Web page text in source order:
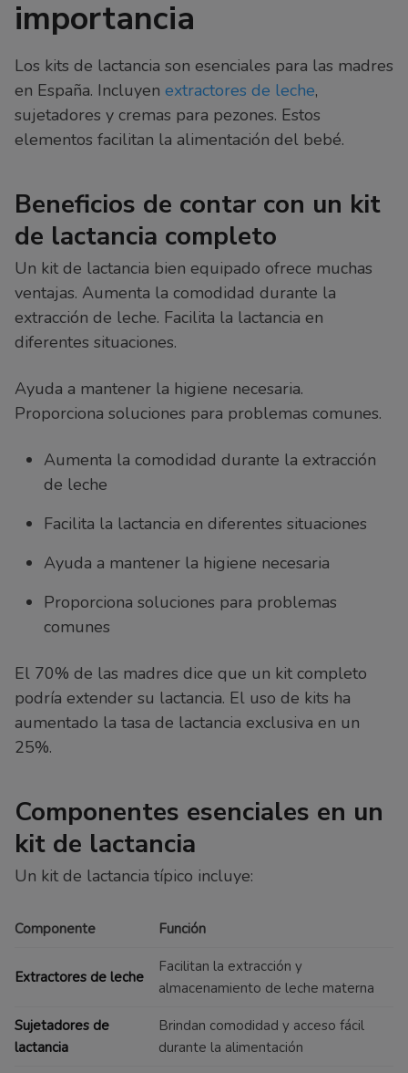
importancia
Los kits de lactancia son esenciales para las madres
en España. Incluyen extractores de leche,
sujetadores y cremas para pezones. Estos
elementos facilitan la alimentación del bebé.
Beneficios de contar con un kit
de lactancia completo
Un kit de lactancia bien equipado ofrece muchas
ventajas. Aumenta la comodidad durante la
extracción de leche. Facilita la lactancia en
diferentes situaciones.
Ayuda a mantener la higiene necesaria.
Proporciona soluciones para problemas comunes.
Aumenta la comodidad durante la extracción
de leche
Facilita la lactancia en diferentes situaciones
Ayuda a mantener la higiene necesaria
Proporciona soluciones para problemas
comunes
El 70% de las madres dice que un kit completo
podría extender su lactancia. El uso de kits ha
aumentado la tasa de lactancia exclusiva en un
25%.
Componentes esenciales en un
kit de lactancia
Un kit de lactancia típico incluye:
Componente Función
Extractores de leche
Facilitan la extracción y
almacenamiento de leche materna
Sujetadores de
lactancia
Brindan comodidad y acceso fácil
durante la alimentación